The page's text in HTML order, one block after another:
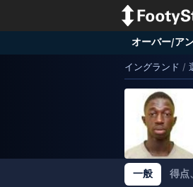
オーバー/ア
イングランド /
一般 得点